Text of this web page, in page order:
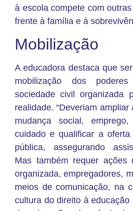
à escola compete com
frente à família e à
Mobilização
A educadora destaca que
mobilização dos
sociedade civil organizada
realidade. “Deveriam
mudança social,
cuidado e qualificar a oferta
pública, assegurando
Mas também requer ações
organizada, empregadores,
meios de comunicação, na
cultura do direito à